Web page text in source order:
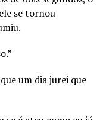
se tornou
um dia jurei que